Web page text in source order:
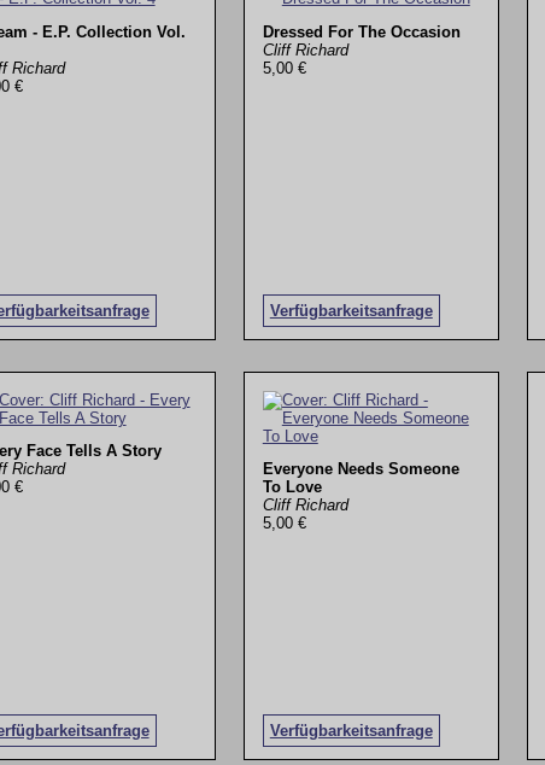
- E.P. Collection Vol.
Richard
€
Dressed For The Occasion
Cliff Richard
5,00 €
Verfügbarkeitsanfrage
Face Tells A Story
Richard
€
Everyone Needs Someone
To Love
Cliff Richard
5,00 €
Verfügbarkeitsanfrage